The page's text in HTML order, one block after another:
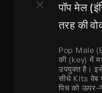
पॉप मेल
तरह की
Pop Male
की (key) में
उपयुक्त है।
सीधे Kits वेब
पिच को ऊपर-